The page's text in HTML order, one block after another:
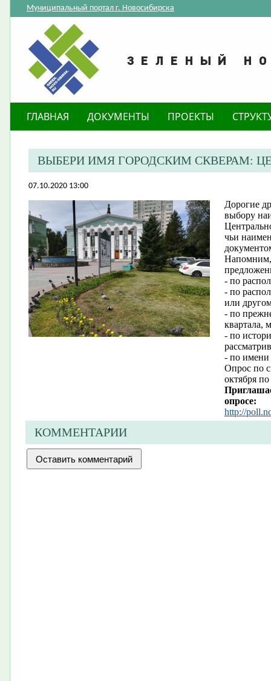
Муниципальный портал г. Новосибирска
ГЛАВНАЯ ДОКУМЕНТЫ ПРОЕКТЫ
ВЫБЕРИ ИМЯ ГОРОДСКИМ СКВЕРАМ:
07.10.2020 13:00
Дорогие
выбору
чьи
Напомним,
- по
- по
или
- по
квартала,
- по
- по имени
Опрос по
октября
опросе:
http://
КОММЕНТАРИИ